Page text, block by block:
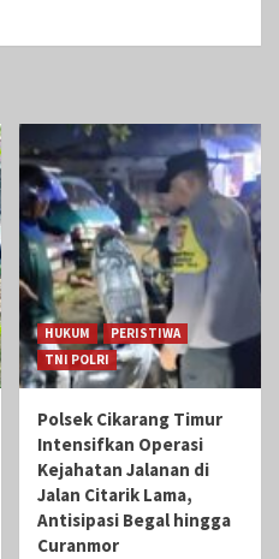
HUKUM
PERISTIWA
TNI POLRI
Polsek Cikarang Timur
Intensifkan Operasi
Kejahatan Jalanan di
Jalan Citarik Lama,
Antisipasi Begal hingga
Curanmor